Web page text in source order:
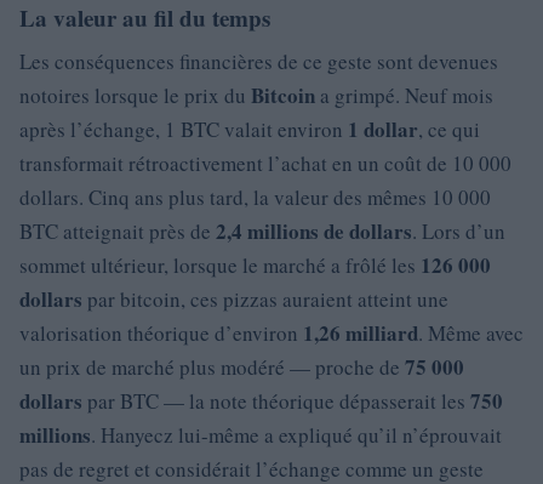
La valeur au fil du temps
Les conséquences financières de ce geste sont devenues
notoires lorsque le prix du Bitcoin a grimpé. Neuf mois
après l’échange, 1 BTC valait environ 1 dollar, ce qui
transformait rétroactivement l’achat en un coût de 10 000
dollars. Cinq ans plus tard, la valeur des mêmes 10 000
BTC atteignait près de 2,4 millions de dollars. Lors d’un
sommet ultérieur, lorsque le marché a frôlé les 126 000
dollars par bitcoin, ces pizzas auraient atteint une
valorisation théorique d’environ 1,26 milliard. Même avec
un prix de marché plus modéré — proche de 75 000
dollars par BTC — la note théorique dépasserait les 750
millions. Hanyecz lui-même a expliqué qu’il n’éprouvait
pas de regret et considérait l’échange comme un geste